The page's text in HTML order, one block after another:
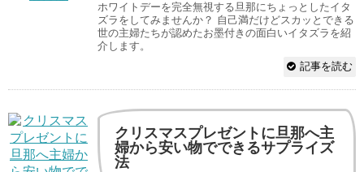
ホワイトデーを完全無視する旦那にちょっとしたイタ
ズラをしてみませんか？ 自己満だけどスカッとできる
世の主婦たちが認めたお墨付きの面白いイタズラを紹
介します。
記事を読む
クリスマスプレゼントに旦那へ主
婦から安い物でできるサプライズ
法